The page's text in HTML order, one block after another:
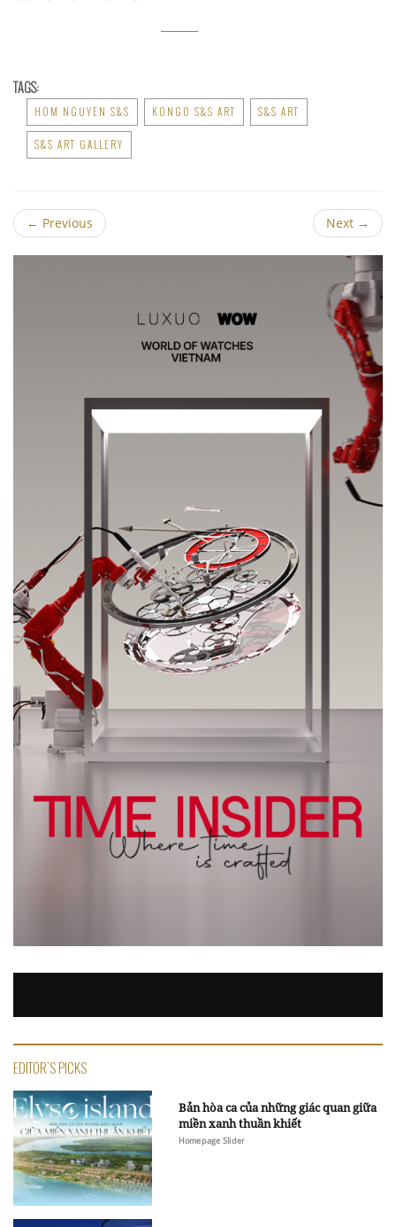
TAGS:
HOM NGUYEN S&S KONGO S&S ART S&S ART
S&S ART GALLERY
← Previous Next →
EDITOR'S PICKS
Bản hòa ca của những giác quan giữa
miền xanh thuần khiết
Homepage Slider